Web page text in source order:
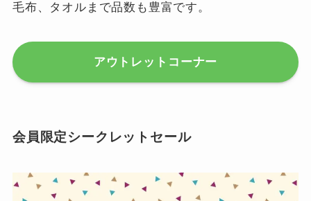
毛布、タオルまで品数も豊富です。
アウトレットコーナー
会員限定シークレットセール